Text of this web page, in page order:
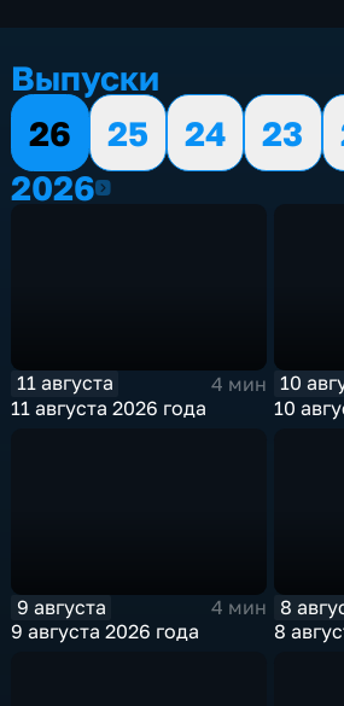
Выпуски
26
25 24 23
20262026
11 августа
4 мин
11 августа 2026 года
10
10
9 августа
4 мин
9 августа 2026 года
8
8